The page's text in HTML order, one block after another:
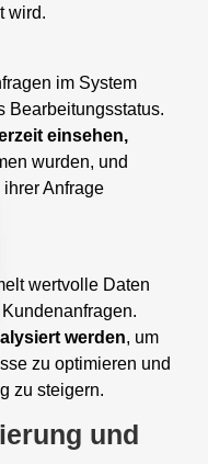
wird.
im System
Bearbeitungsstatus.
einsehen,
wurden, und
Anfrage
wertvolle Daten
werden, um
zu optimieren und
zu steigern.
und